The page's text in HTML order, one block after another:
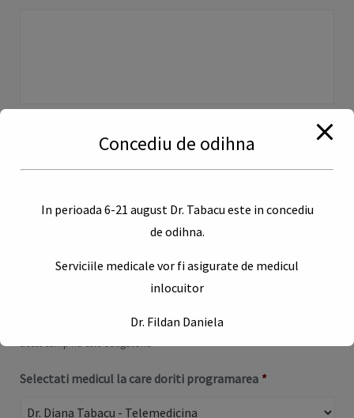
De exemplu ce simptome aveti.
Drop files here or
acest camp nu este obligatoriu
Selectati medicul la care doriti programarea *
Concediu de odihna
In perioada 6-21 august Dr. Tabacu este in concediu
de odihna.
Serviciile medicale vor fi asigurate de medicul
inlocuitor
Dr. Fildan Daniela